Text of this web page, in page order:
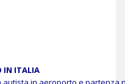
IN ITALIA